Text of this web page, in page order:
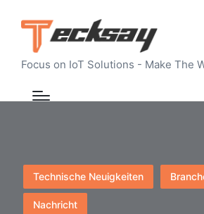
Focus on IoT Solutions - Make The
Posted
in
Technische Neuigkeiten
Nachricht